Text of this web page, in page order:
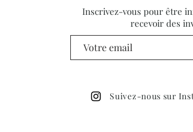
4
Inscrivez-vous pour être
recevoir des
Suivez-nous sur